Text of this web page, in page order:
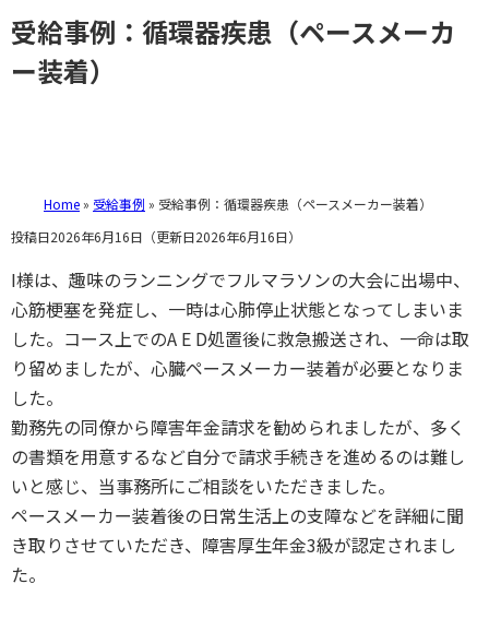
受給事例：循環器疾患（ペースメーカ
ー装着）
Home » 受給事例 » 受給事例：循環器疾患（ペースメーカー装着）
投稿日2026年6月16日 （更新日2026年6月16日）
I様は、趣味のランニングでフルマラソンの大会に出場中、
心筋梗塞を発症し、一時は心肺停止状態となってしまいま
した。コース上でのA E D処置後に救急搬送され、一命は取
り留めましたが、心臓ペースメーカー装着が必要となりま
した。
勤務先の同僚から障害年金請求を勧められましたが、多く
の書類を用意するなど自分で請求手続きを進めるのは難し
いと感じ、当事務所にご相談をいただきました。
ペースメーカー装着後の日常生活上の支障などを詳細に聞
き取りさせていただき、障害厚生年金3級が認定されまし
た。